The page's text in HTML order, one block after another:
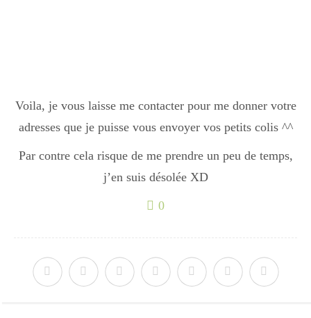
Voila, je vous laisse me contacter pour me donner votre
adresses que je puisse vous envoyer vos petits colis ^^
Par contre cela risque de me prendre un peu de temps,
j’en suis désolée XD
0